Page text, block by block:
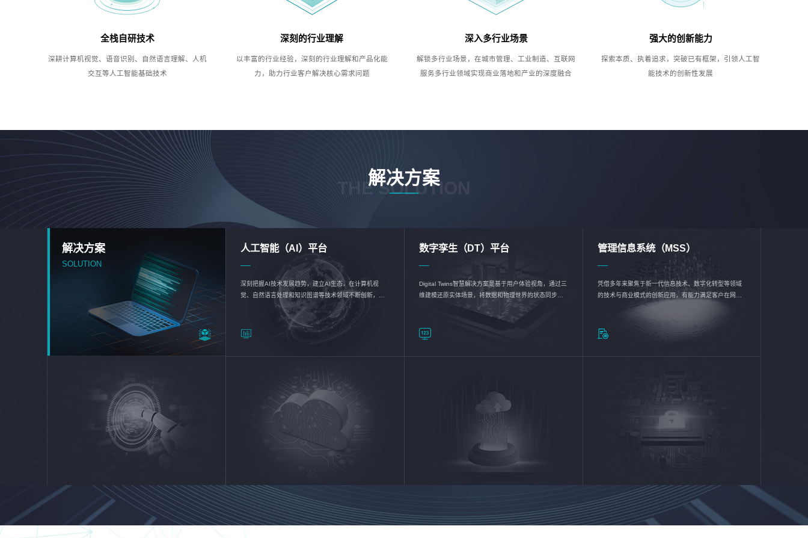
全栈自研技术
深耕计算机视觉、语音识别、自然语言理解、人机
交互等人工智能基础技术
深刻的行业理解
以丰富的行业经验，深刻的行业理解和产品化能
力，助力行业客户解决核心需求问题
深入多行业场景
解锁多行业场景，在城市管理、工业制造、互联网
服务多行业领域实现商业落地和产业的深度融合
强大的创新能力
探索本质、执着追求，突破已有框架，引领人工智
能技术的创新性发展
解决方案
THE SOLUTION
解决方案
SOLUTION
人工智能（AI）平台
深刻把握AI技术发展趋势，建立AI生态，在计算机视
觉、自然语言处理和知识图谱等技术领域不断创新，持
续优化企业数智化转型加速器—AlphaMind®AI能力开放
数字孪生（DT）平台
Digital Twins智慧解决方案是基于用户体验视角，通过三
维建模还原实体场景，将数据和物理世界的状态同步呈
现，使用户对关键数据有更直观的感受，推动各行业完
成智能化转型，实现新旧动能的转换
管理信息系统（MSS）
凭借多年来聚焦于新一代信息技术、数字化转型等领域
的技术与商业模式的创新应用，有能力满足客户在网络
优化、运营维护和信息安全防护等方面的需求，为客户